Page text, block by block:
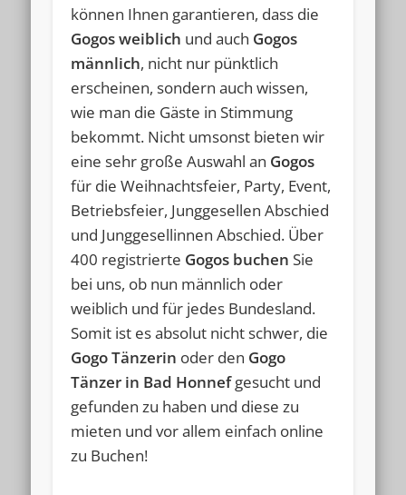
können Ihnen garantieren, dass die
Gogos weiblich und auch Gogos
männlich, nicht nur pünktlich
erscheinen, sondern auch wissen,
wie man die Gäste in Stimmung
bekommt. Nicht umsonst bieten wir
eine sehr große Auswahl an Gogos
für die Weihnachtsfeier, Party, Event,
Betriebsfeier, Junggesellen Abschied
und Junggesellinnen Abschied. Über
400 registrierte Gogos buchen Sie
bei uns, ob nun männlich oder
weiblich und für jedes Bundesland.
Somit ist es absolut nicht schwer, die
Gogo Tänzerin oder den Gogo
Tänzer in Bad Honnefgesucht und
gefunden zu haben und diese zu
mieten und vor allem einfach online
zu Buchen!